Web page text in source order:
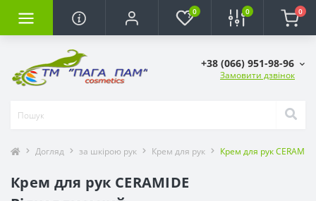
0 0 0
+38 (066) 951-98-96
Замовити дзвінок
Догляд за шкірою рук Крем для рук Крем для рук
Крем для рук CERAMIDE